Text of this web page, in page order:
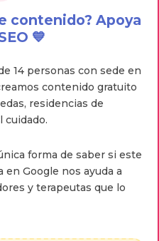
contenido? Apoya
💙
14 personas con sede en
contenido gratuito
residencias de
cuidado.
forma de saber si este
Google nos ayuda a
y terapeutas que lo